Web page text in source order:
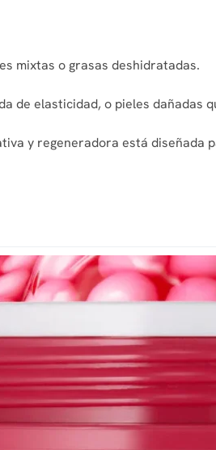
mixtas o grasas deshidratadas.
de elasticidad, o pieles dañadas
y regeneradora está